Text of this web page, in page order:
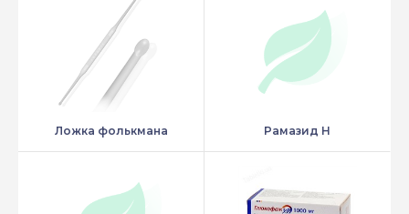
Ложка фолькмана Рамазид Н